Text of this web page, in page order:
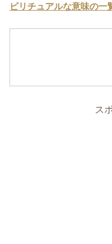
ピリチュアルな意味の一
ス